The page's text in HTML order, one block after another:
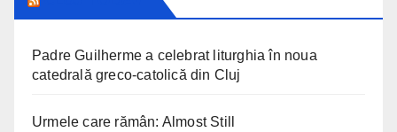
Padre Guilherme a celebrat liturghia în noua
catedrală greco-catolică din Cluj
Urmele care rămân: Almost Still